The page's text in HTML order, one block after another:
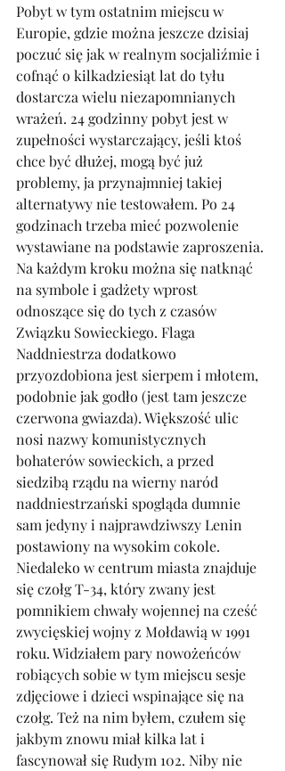
Pobyt w tym ostatnim miejscu w
Europie, gdzie można jeszcze dzisiaj
poczuć się jak w realnym socjaliźmie i
cofnąć o kilkadziesiąt lat do tyłu
dostarcza wielu niezapomnianych
wrażeń. 24 godzinny pobyt jest w
zupełności wystarczający, jeśli ktoś
chce być dłużej, mogą być już
problemy, ja przynajmniej takiej
alternatywy nie testowałem. Po 24
godzinach trzeba mieć pozwolenie
wystawiane na podstawie zaproszenia.
Na każdym kroku można się natknąć
na symbole i gadżety wprost
odnoszące się do tych z czasów
Związku Sowieckiego. Flaga
Naddniestrza dodatkowo
przyozdobiona jest sierpem i młotem,
podobnie jak godło (jest tam jeszcze
czerwona gwiazda). Większość ulic
nosi nazwy komunistycznych
bohaterów sowieckich, a przed
siedzibą rządu na wierny naród
naddniestrzański spogląda dumnie
sam jedyny i najprawdziwszy Lenin
postawiony na wysokim cokole.
Niedaleko w centrum miasta znajduje
się czołg T-34, który zwany jest
pomnikiem chwały wojennej na cześć
zwycięskiej wojny z Mołdawią w 1991
roku. Widziałem pary nowożeńców
robiących sobie w tym miejscu sesje
zdjęciowe i dzieci wspinające się na
czołg. Też na nim byłem, czułem się
jakbym znowu miał kilka lat i
fascynował się Rudym 102. Niby nie